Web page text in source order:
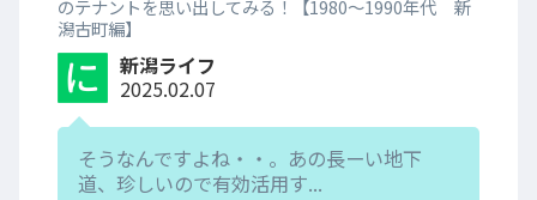
のテナントを思い出してみる！【1980～1990年代 新
潟古町編】
新潟ライフ
2025.02.07
そうなんですよね・・。あの長ーい地下
道、珍しいので有効活用す...